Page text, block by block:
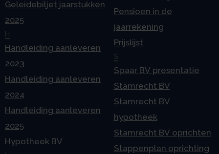
Geleidebiljet jaarstukken
2025
H
Handleiding aanleveren
2023
Handleiding aanleveren
2024
Handleiding aanleveren
2025
Hypotheek BV
Pensioen in de
jaarrekening
Prijslijst
S
Spaar BV presentatie
Stamrecht BV
Stamrecht BV
hypotheek
Stamrecht BV oprichten
Stappenplan oprichting